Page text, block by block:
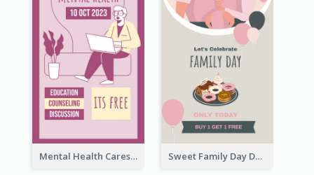
Mental Health Caresses Instagram Story Sweet Family Day Dessert Offer Instagram Story